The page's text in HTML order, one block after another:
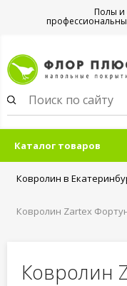
Полы и
Каталог товаров
Ковролин в
Ковролин Zartex
Ковролин